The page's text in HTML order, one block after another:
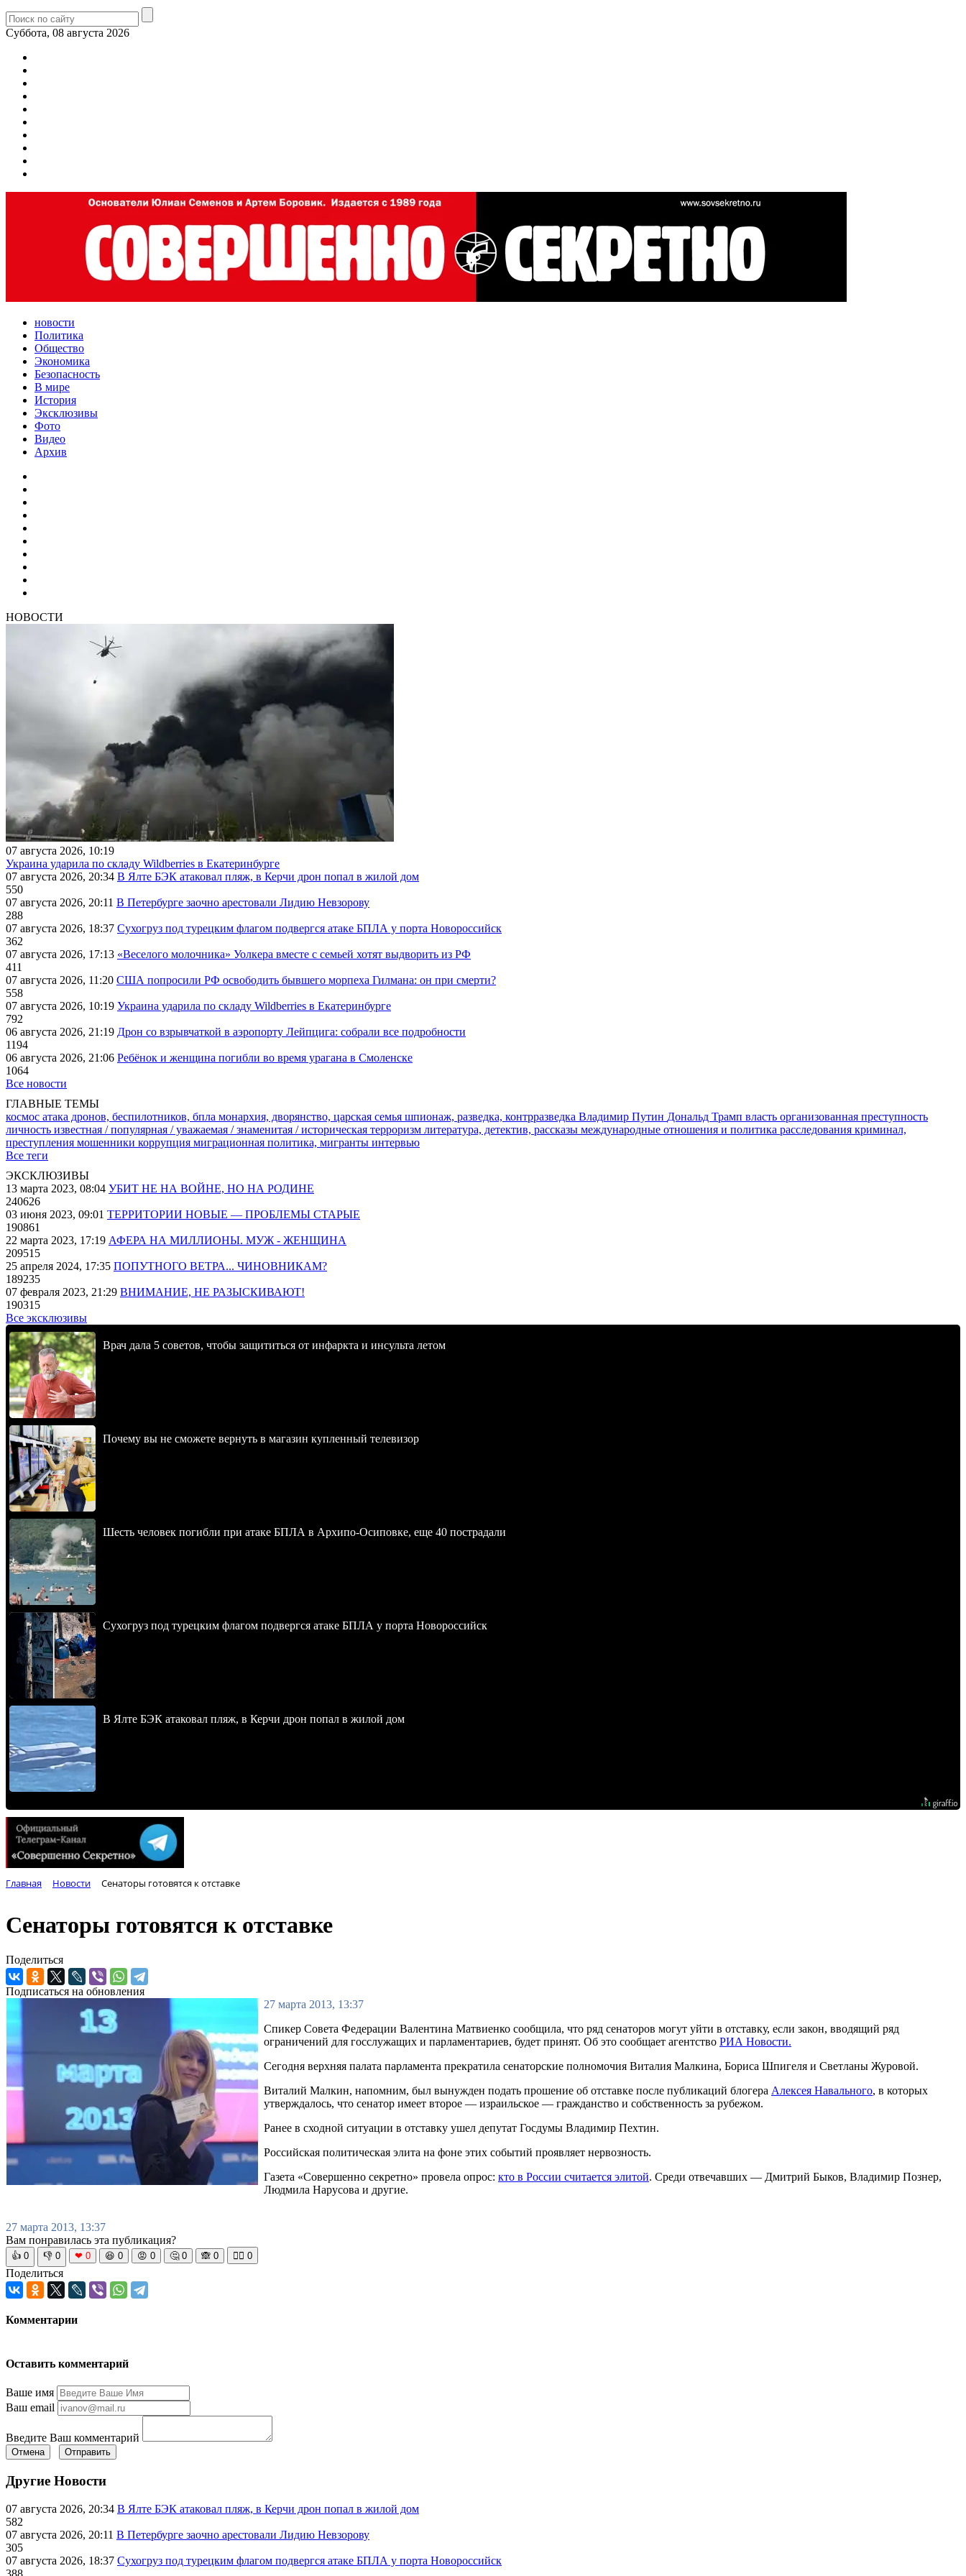
Суббота, 08 августа 2026
новости
Политика
Общество
Экономика
Безопасность
В мире
История
Эксклюзивы
Фото
Видео
Архив
НОВОСТИ
07 августа 2026, 10:19
Украина ударила по складу Wildberries в Екатеринбурге
07 августа 2026, 20:34 В Ялте БЭК атаковал пляж, в Керчи дрон попал в жилой дом
550
07 августа 2026, 20:11 В Петербурге заочно арестовали Лидию Невзорову
288
07 августа 2026, 18:37 Сухогруз под турецким флагом подвергся атаке БПЛА у порта Новороссийск
362
07 августа 2026, 17:13 «Веселого молочника» Уолкера вместе с семьей хотят выдворить из РФ
411
07 августа 2026, 11:20 США попросили РФ освободить бывшего морпеха Гилмана: он при смерти?
558
07 августа 2026, 10:19 Украина ударила по складу Wildberries в Екатеринбурге
792
06 августа 2026, 21:19 Дрон со взрывчаткой в аэропорту Лейпцига: собрали все подробности
1194
06 августа 2026, 21:06 Ребёнок и женщина погибли во время урагана в Смоленске
1064
Все новости
ГЛАВНЫЕ ТЕМЫ
космос атака дронов, беспилотников, бпла монархия, дворянство, царская семья шпионаж, разведка, контрразведка Владимир Путин Дональд Трамп власть организованная преступность
личность известная / популярная / уважаемая / знаменитая / историческая терроризм литература, детектив, рассказы международные отношения и политика расследования криминал,
преступления мошенники коррупция миграционная политика, мигранты интервью
Все теги
ЭКСКЛЮЗИВЫ
13 марта 2023, 08:04 УБИТ НЕ НА ВОЙНЕ, НО НА РОДИНЕ
240626
03 июня 2023, 09:01 ТЕРРИТОРИИ НОВЫЕ — ПРОБЛЕМЫ СТАРЫЕ
190861
22 марта 2023, 17:19 АФЕРА НА МИЛЛИОНЫ. МУЖ - ЖЕНЩИНА
209515
25 апреля 2024, 17:35 ПОПУТНОГО ВЕТРА... ЧИНОВНИКАМ?
189235
07 февраля 2023, 21:29 ВНИМАНИЕ, НЕ РАЗЫСКИВАЮТ!
190315
Все эксклюзивы
Врач дала 5 советов, чтобы защититься от инфаркта и инсульта летом
Почему вы не сможете вернуть в магазин купленный телевизор
Шесть человек погибли при атаке БПЛА в Архипо-Осиповке, еще 40 пострадали
Сухогруз под турецким флагом подвергся атаке БПЛА у порта Новороссийск
В Ялте БЭК атаковал пляж, в Керчи дрон попал в жилой дом
Главная Новости Сенаторы готовятся к отставке
Сенаторы готовятся к отставке
Поделиться
Подписаться на обновления
27 марта 2013, 13:37
Спикер Совета Федерации Валентина Матвиенко сообщила, что ряд сенаторов могут уйти в отставку, если закон, вводящий ряд
ограничений для госслужащих и парламентариев, будет принят. Об это сообщает агентство РИА Новости.
Сегодня верхняя палата парламента прекратила сенаторские полномочия Виталия Малкина, Бориса Шпигеля и Светланы Журовой.
Виталий Малкин, напомним, был вынужден подать прошение об отставке после публикаций блогера Алексея Навального, в которых
утверждалось, что сенатор имеет второе — израильское — гражданство и собственность за рубежом.
Ранее в сходной ситуации в отставку ушел депутат Госдумы Владимир Пехтин.
Российская политическая элита на фоне этих событий проявляет нервозность.
Газета «Совершенно секретно» провела опрос: кто в России считается элитой. Среди отвечавших — Дмитрий Быков, Владимир Познер,
Людмила Нарусова и другие.
27 марта 2013, 13:37
Вам понравилась эта публикация?
👍 0 👎 0 ❤ 0 😆 0 😡 0 🤔 0 🙈 0 🧘‍♀️ 0
Поделиться
Комментарии
Оставить комментарий
Ваше имя
Ваш email
Введите Ваш комментарий
Отмена Отправить
Другие Новости
07 августа 2026, 20:34 В Ялте БЭК атаковал пляж, в Керчи дрон попал в жилой дом
582
07 августа 2026, 20:11 В Петербурге заочно арестовали Лидию Невзорову
305
07 августа 2026, 18:37 Сухогруз под турецким флагом подвергся атаке БПЛА у порта Новороссийск
388